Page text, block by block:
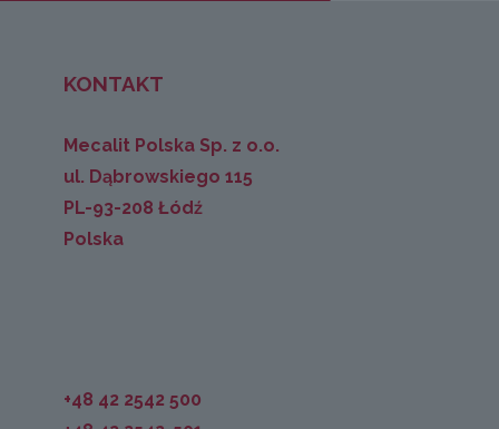
KONTAKT
Mecalit Polska Sp. z o.o.
ul. Dąbrowskiego 115
PL-93-208 Łódź
Polska
+48 42 2542 500